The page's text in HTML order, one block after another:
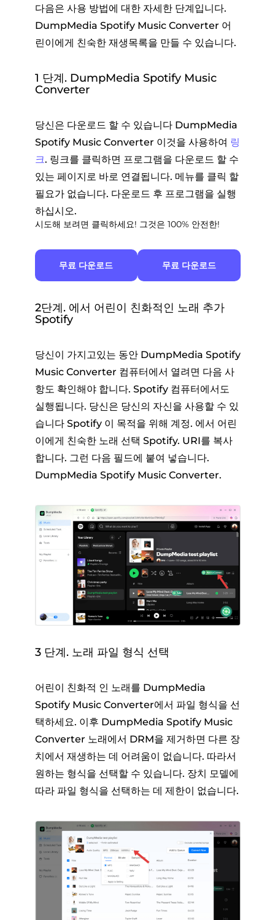
다음은 사용 방법에 대한 자세한 단계입니다.
DumpMedia Spotify Music Converter 어
린이에게 친숙한 재생목록을 만들 수 있습니다.
1 단계. DumpMedia Spotify Music
Converter
당신은 다운로드 할 수 있습니다 DumpMedia
Spotify Music Converter 이것을 사용하여 링
크. 링크를 클릭하면 프로그램을 다운로드 할 수
있는 페이지로 바로 연결됩니다. 메뉴를 클릭 할
필요가 없습니다. 다운로드 후 프로그램을 실행
하십시오.
시도해 보려면 클릭하세요! 그것은 100% 안전한!
무료 다운로드 무료 다운로드
2단계. 에서 어린이 친화적인 노래 추가
Spotify
당신이 가지고있는 동안 DumpMedia Spotify
Music Converter 컴퓨터에서 열려면 다음 사
항도 확인해야 합니다. Spotify 컴퓨터에서도
실행됩니다. 당신은 당신의 자신을 사용할 수 있
습니다 Spotify 이 목적을 위해 계정. 에서 어린
이에게 친숙한 노래 선택 Spotify. URI를 복사
합니다. 그런 다음 필드에 붙여 넣습니다.
DumpMedia Spotify Music Converter.
3 단계. 노래 파일 형식 선택
어린이 친화적 인 노래를 DumpMedia
Spotify Music Converter에서 파일 형식을 선
택하세요. 이후 DumpMedia Spotify Music
Converter 노래에서 DRM을 제거하면 다른 장
치에서 재생하는 데 어려움이 없습니다. 따라서
원하는 형식을 선택할 수 있습니다. 장치 모델에
따라 파일 형식을 선택하는 데 제한이 없습니다.